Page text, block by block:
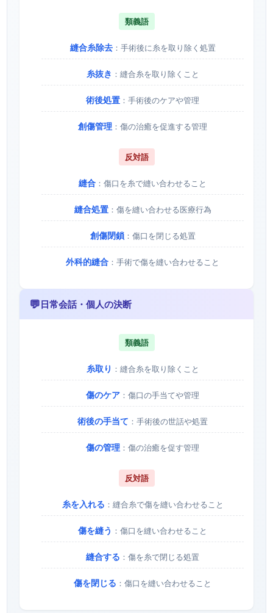
類義語
縫合糸除去：手術後に糸を取り除く処置
糸抜き ：縫合糸を取り除くこと
術後処置 ：手術後のケアや管理
創傷管理 ：傷の治癒を促進する管理
反対語
縫合 ：傷口を糸で縫い合わせること
縫合処置：傷を縫い合わせる医療行為
創傷閉鎖：傷口を閉じる処置
外科的縫合 ：手術で傷を縫い合わせること
💬日常会話・個人の決断
類義語
糸取り ：縫合糸を取り除くこと
傷のケア ：傷口の手当てや管理
術後の手当て ：手術後の世話や処置
傷の管理 ：傷の治癒を促す管理
反対語
糸を入れる ：縫合糸で傷を縫い合わせること
傷を縫う ：傷口を縫い合わせること
縫合する ：傷を糸で閉じる処置
傷を閉じる ：傷口を縫い合わせること